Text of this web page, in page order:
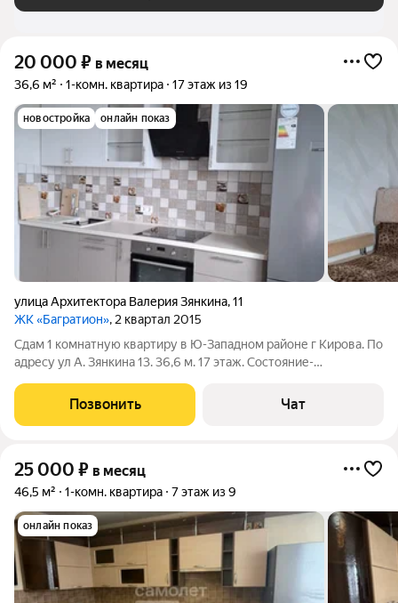
20 000 ₽ в месяц
36,6 м² 1-комн. квартира 17 этаж из 19
новостройка онлайн показ
улица Архитектора Валерия Зянкина,11
ЖК «Багратион», 2 квартал 2015
Сдам 1 комнатную квартиру в Ю-Западном районе г Кирова. По
адресу ул А. Зянкина 13. 36,6 м. 17 этаж. Состояние-
лоджия. Есть необходимая мебель и быт тех. Цена- 20 тр+
коммун. Квартира готова к
Позвонить Чат
25 000 ₽ в месяц
46,5 м² 1-комн. квартира 7 этаж из 9
онлайн показ